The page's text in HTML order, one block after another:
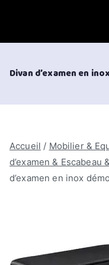
Divan d’examen en
Accueil / Mobilier &
d’examen & Escabeau
d’examen en inox